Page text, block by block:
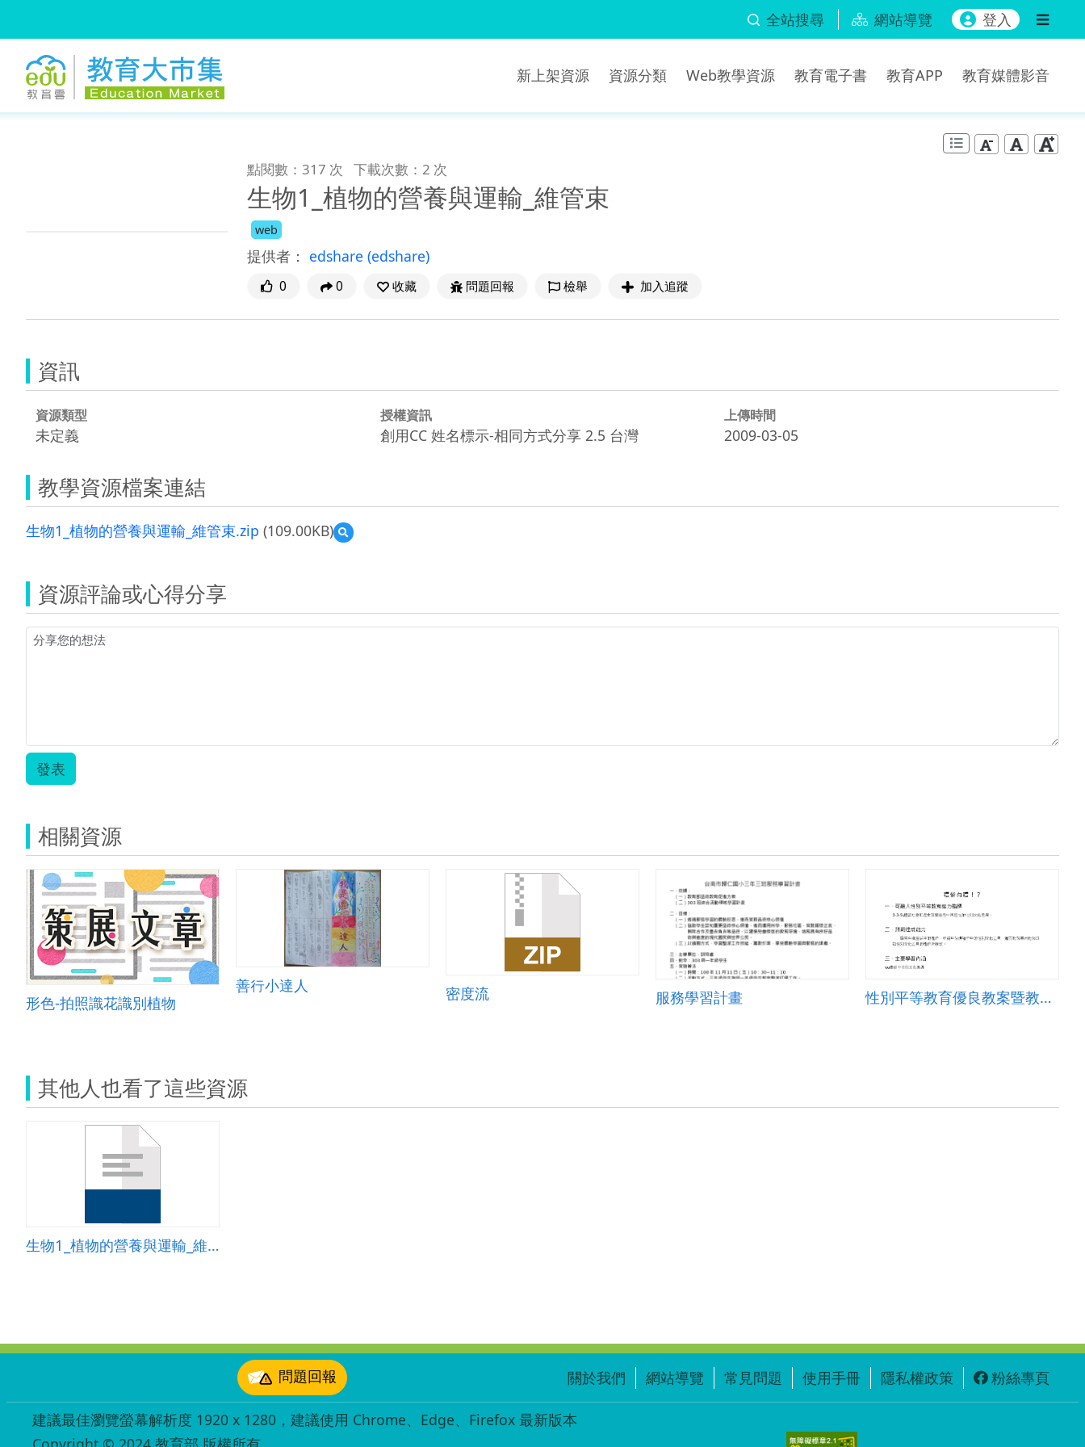
全站搜尋 網站導覽 登入
新上架資源 資源分類 Web教學資源 教育電子書 教育APP 教育媒體影音
點閱數：317 次 下載次數：2 次
生物1_植物的營養與運輸_維管束
web
提供者： edshare (edshare)
0 0 收藏 問題回報 檢舉 加入追蹤
資訊
資源類型
未定義
授權資訊
創用CC 姓名標示-相同方式分享 2.5 台灣
上傳時間
2009-03-05
教學資源檔案連結
生物1_植物的營養與運輸_維管束.zip (109.00KB)
預
覽
物
維
資源評論或心得分享
發表
相關資源
形色-拍照識花識別植物
善行小達人 密度流 服務學習計畫 性別平等教育優良教案暨教學經驗敘說入選作品輯-禮俗有禮
其他人也看了這些資源
生物1_植物的營養與運輸_維管束
問題回報 關於我們 網站導覽 常見問題 使用手冊 隱私權政策 粉絲專頁
建議最佳瀏覽螢幕解析度 1920 x 1280，建議使用 Chrome、Edge、Firefox 最新版本